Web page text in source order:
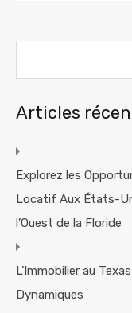
Articles
Explorez les
Locatif Aux États-
l’Ouest de la Floride
L’Immobilier au
Dynamiques